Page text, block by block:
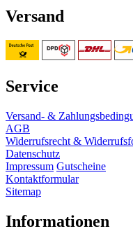
Versand
Service
Versand- &
AGB
Widerrufsrecht &
Datenschutz
Impressum Gutscheine
Kontaktformular
Sitemap
Informationen